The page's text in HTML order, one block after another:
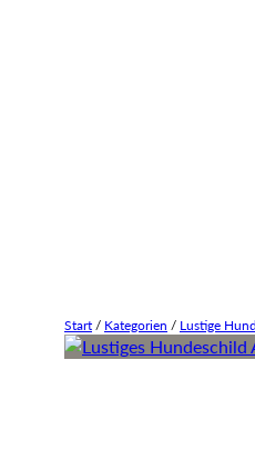
Start / Kategorien / Lustige